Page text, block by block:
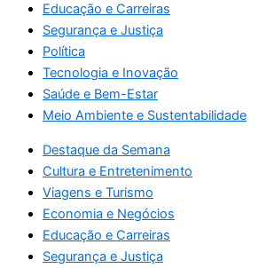
Educação e Carreiras
Segurança e Justiça
Política
Tecnologia e Inovação
Saúde e Bem-Estar
Meio Ambiente e Sustentabilidade
Destaque da Semana
Cultura e Entretenimento
Viagens e Turismo
Economia e Negócios
Educação e Carreiras
Segurança e Justiça